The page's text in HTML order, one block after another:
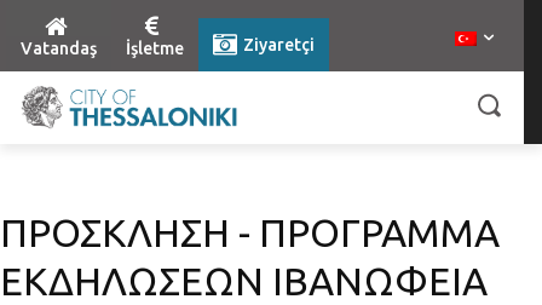
Vatandaş İşletme Ziyaretçi
ΠΡΟΣΚΛΗΣΗ - ΠΡΟΓΡΑΜΜΑ
ΕΚΔΗΛΩΣΕΩΝ ΙΒΑΝΩΦΕΙΑ